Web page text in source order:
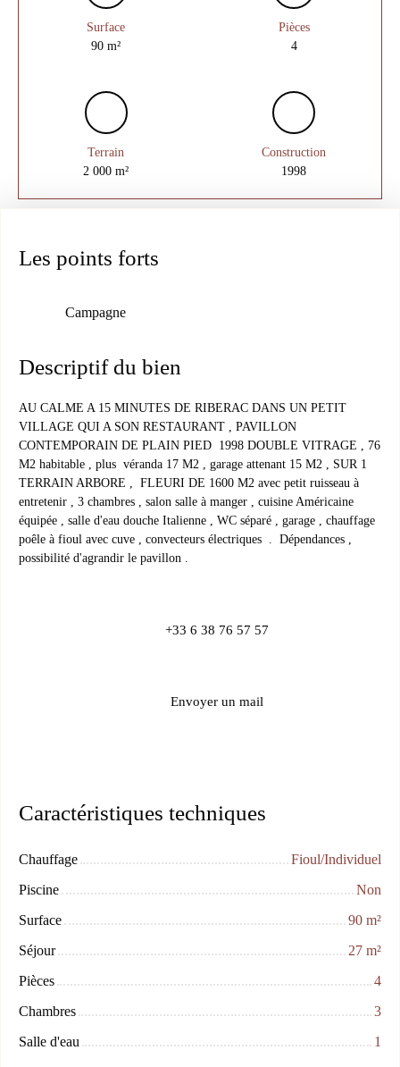
Surface
90m²
Pièces
4
Terrain
2 000m²
Construction
1998
Les points forts
Campagne
Descriptif du bien
AU CALME A 15 MINUTES DE RIBERAC DANS UN PETIT
VILLAGE QUI A SON RESTAURANT , PAVILLON
CONTEMPORAIN DE PLAIN PIED 1998 DOUBLE VITRAGE , 76
M2 habitable , plus véranda 17 M2 , garage attenant 15 M2 , SUR 1
TERRAIN ARBORE , FLEURI DE 1600 M2 avec petit ruisseau à
entretenir , 3 chambres , salon salle à manger , cuisine Américaine
équipée , salle d'eau douche Italienne , WC séparé , garage , chauffage
poêle à fioul avec cuve , convecteurs électriques . Dépendances ,
possibilité d'agrandir le pavillon .
+33 6 38 76 57 57
Envoyer un mail
Caractéristiques techniques
Chauffage
Fioul/Individuel
Piscine
Non
Surface
90 m²
Séjour
27 m²
Pièces
4
Chambres
3
Salle d'eau
1